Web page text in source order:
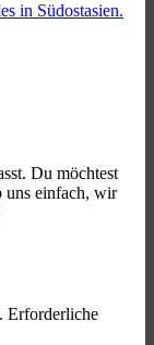
in Südostasien.
Du möchtest
uns einfach, wir
Erforderliche